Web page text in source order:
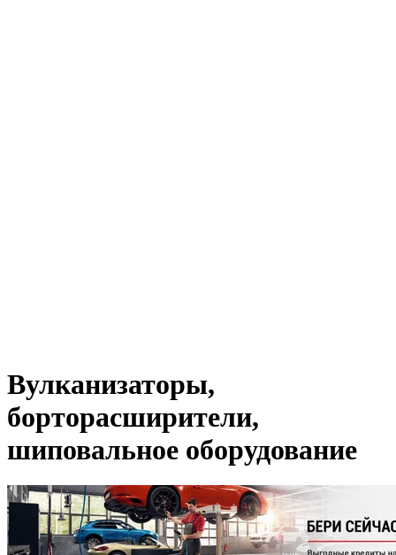
Вулканизаторы,
борторасширители,
шиповальное оборудование